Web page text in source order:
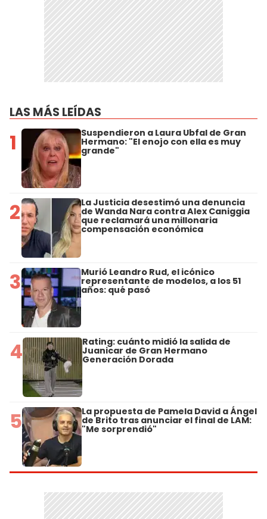
LAS MÁS LEÍDAS
1 Suspendieron a Laura Ubfal de Gran
Hermano: "El enojo con ella es muy
grande"
2 La Justicia desestimó una denuncia
de Wanda Nara contra Alex Caniggia
que reclamará una millonaria
compensación económica
3 Murió Leandro Rud, el icónico
representante de modelos, a los 51
años: qué pasó
4 Rating: cuánto midió la salida de
Juanicar de Gran Hermano
Generación Dorada
5 La propuesta de Pamela David a Ángel
de Brito tras anunciar el final de LAM:
"Me sorprendió"